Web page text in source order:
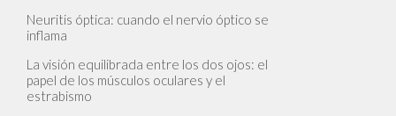
Neuritis óptica: cuando el nervio óptico se
inflama
La visión equilibrada entre los dos ojos: el
papel de los músculos oculares y el
estrabismo